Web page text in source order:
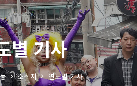
별 기사
소식지 연도별 기사